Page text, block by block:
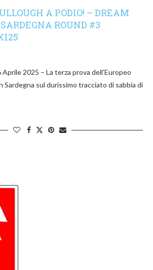
A PODIO! – DREAM
ROUND #3
Aprile 2025 – La terza prova dell’Europeo
Sardegna sul durissimo tracciato di sabbia di